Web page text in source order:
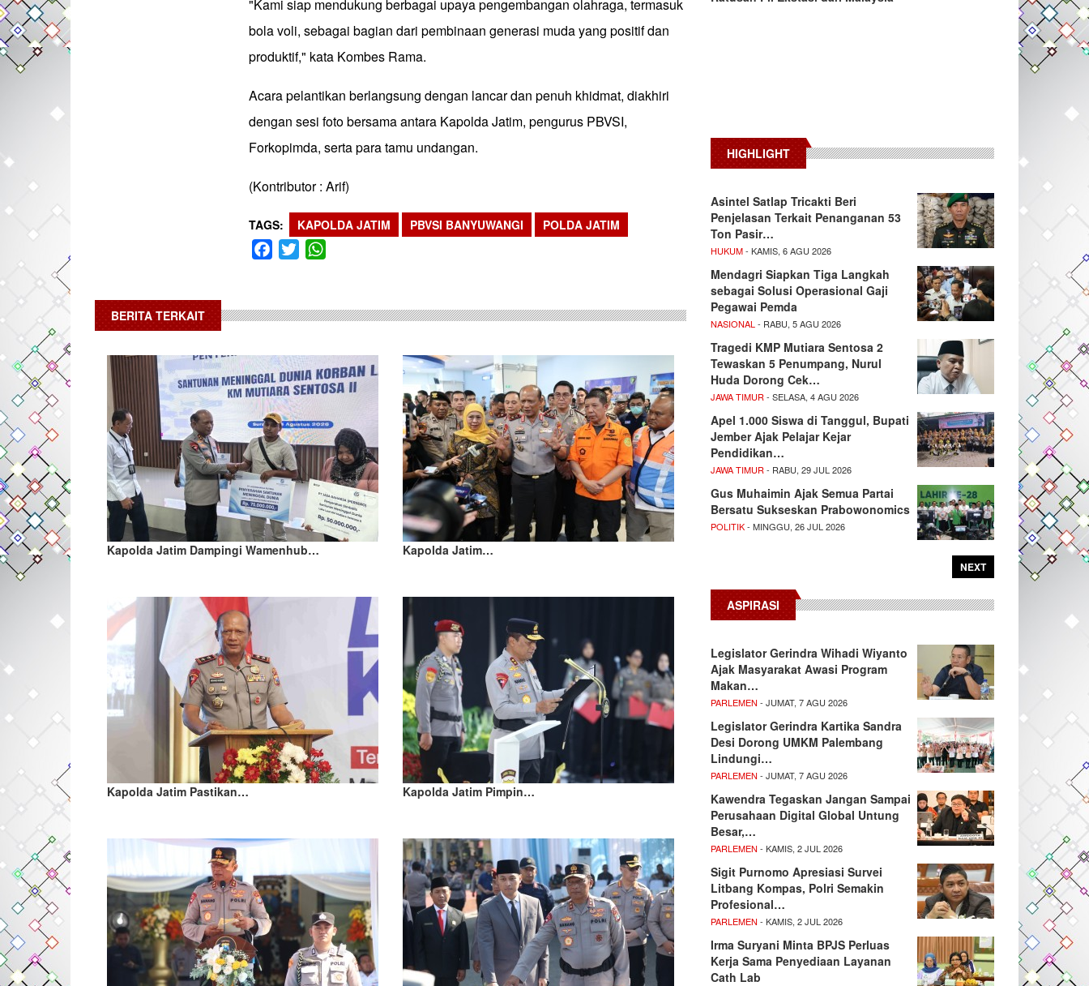
"Kami siap mendukung berbagai upaya pengembangan olahraga, termasuk
bola voli, sebagai bagian dari pembinaan generasi muda yang positif dan
produktif," kata Kombes Rama.
Acara pelantikan berlangsung dengan lancar dan penuh khidmat, diakhiri
dengan sesi foto bersama antara Kapolda Jatim, pengurus PBVSI,
Forkopimda, serta para tamu undangan.
(Kontributor : Arif)
TAGS KAPOLDA JATIM PBVSI BANYUWANGI POLDA JATIM
Facebook
Twitter
BERITA TERKAIT
Kapolda Jatim Dampingi Wamenhub… Kapolda Jatim…
Kapolda Jatim Pastikan… Kapolda Jatim Pimpin…
HIGHLIGHT
Asintel Satlap Tricakti Beri
Penjelasan Terkait Penanganan 53
Ton Pasir…
HUKUM- KAMIS, 6 AGU 2026
Mendagri Siapkan Tiga Langkah
sebagai Solusi Operasional Gaji
Pegawai Pemda
NASIONAL - RABU, 5 AGU 2026
Tragedi KMP Mutiara Sentosa 2
Tewaskan 5 Penumpang, Nurul
Huda Dorong Cek…
JAWA TIMUR - SELASA, 4 AGU 2026
Apel 1.000 Siswa di Tanggul, Bupati
Jember Ajak Pelajar Kejar
Pendidikan…
JAWA TIMUR - RABU, 29 JUL 2026
Gus Muhaimin Ajak Semua Partai
Bersatu Sukseskan Prabowonomics
POLITIK- MINGGU, 26 JUL 2026
NEXT
ASPIRASI
Legislator Gerindra Wihadi Wiyanto
Ajak Masyarakat Awasi Program
Makan…
PARLEMEN - JUMAT, 7 AGU 2026
Legislator Gerindra Kartika Sandra
Desi Dorong UMKM Palembang
Lindungi…
PARLEMEN - JUMAT, 7 AGU 2026
Kawendra Tegaskan Jangan Sampai
Perusahaan Digital Global Untung
Besar,…
PARLEMEN - KAMIS, 2 JUL 2026
Sigit Purnomo Apresiasi Survei
Litbang Kompas, Polri Semakin
Profesional…
PARLEMEN - KAMIS, 2 JUL 2026
Irma Suryani Minta BPJS Perluas
Kerja Sama Penyediaan Layanan
Cath Lab